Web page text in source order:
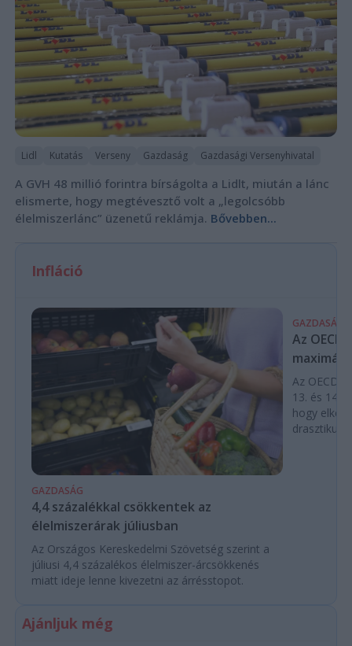
Lidl Kutatás Verseny Gazdaság Gazdasági Versenyhivatal
A GVH 48 millió forintra bírságolta a Lidlt, miután a lánc
elismerte, hogy megtévesztő volt a „legolcsóbb
élelmiszerlánc” üzenetű reklámja. Bővebben...
Infláció
GAZDASÁG
4,4 százalékkal csökkentek az
élelmiszerárak júliusban
Az Országos Kereskedelmi Szövetség szerint a
júliusi 4,4 százalékos élelmiszer-árcsökkenés
miatt ideje lenne kivezetni az árrésstopot.
GAZDASÁG
Az OECD
Az OECD
13. és 14.
hogy
drasztikus
Ajánljuk még